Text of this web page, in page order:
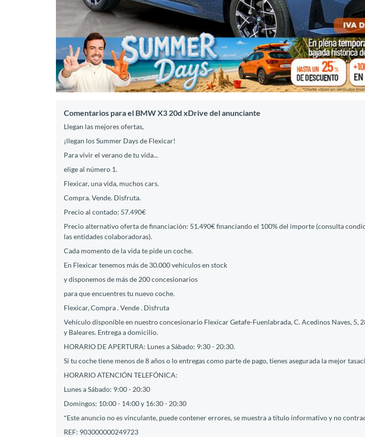
Comentarios para el BMW X3 20d xDrive del anunciante
Llegan las mejores ofertas,
¡llegan los Summer Days de Flexicar!
Para vivir el verano de tu vida...
elige al número 1.
Flexicar, una vida, muchos cars.
Compra. Vende. Disfruta.
Precio al contado: 57.490€
Precio alternativo oferta de financiación: 51.490€ financiando el 100% del importe (consulta
las entidades colaboradoras).
Cada momento de la vida te pide un coche.
En Flexicar tenemos más de 30.000 vehículos en stock
y disponemos de más de 200 concesionarios
para que encuentres tu nuevo coche.
Flexicar, Compra . Vende . Disfruta
Vehículo disponible en nuestro concesionario Flexicar Getafe-Fuenlabrada, C. Acedinos Naves,
y Baleares. Entrega a domicilio.
HORARIO DE APERTURA: Lunes a Sábado: 9:30 - 20:30.
Si tu coche tiene menos de 8 años o lo entregas como parte de pago, tienes asegurada la mejor
HORARIO ATENCIÓN TELEFÓNICA:
Lunes a Sábado: 9:00 - 20:30
Domingos: 10:00 - 14:00 y 16:30 - 20:30
*Este anuncio no es vinculante, puede contener errores, se muestra a título informativo y no
REF: 903000000249723